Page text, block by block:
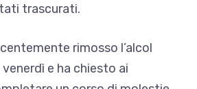
trascurati.
rimosso l’alcol
e ha chiesto ai